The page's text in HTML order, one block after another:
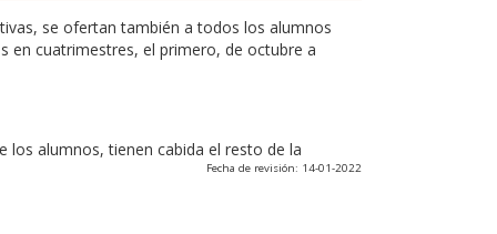
se ofertan también a todos los alumnos
en cuatrimestres, el primero, de octubre a
los alumnos, tienen cabida el resto de la
Fecha de revisión: 14-01-2022